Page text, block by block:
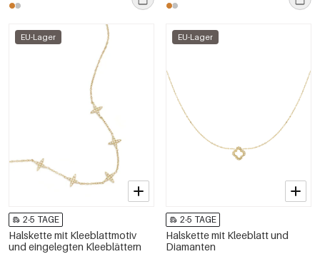
EU-Lager
2-5 TAGE
Halskette mit Kleeblattmotiv
und eingelegten Kleeblättern
EU-Lager
2-5 TAGE
Halskette mit Kleeblatt und
Diamanten